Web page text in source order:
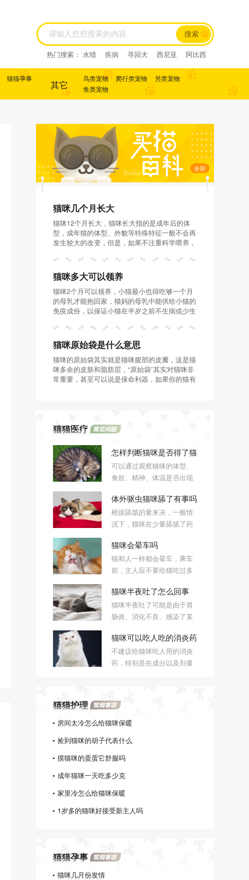
搜索
热门搜索： 水猎 疾病 寻回犬 西尼亚
阿比西
猫猫孕事
其它 鸟类宠物 爬行类宠物
另类宠物
鱼类宠物
全部
猫咪几个月长大
猫咪12个月长大，猫咪长大指的是成年后的体
型，成年猫的体型、外貌等特殊特征一般不会再
发生较大的改变，但是，如果不注重科学喂养，
猫咪出现肥胖的情况。
猫咪多大可以领养
猫咪2个月可以领养，小猫最小也得吃够一个月
的母乳才能抱回家，猫妈的母乳中能供给小猫的
免疫成份，以保证小猫在半岁之前不生病或少生
猫咪原始袋是什么意思
猫咪的原始袋其实就是猫咪腹部的皮瓣，这是猫
咪多余的皮肤和脂肪层，“原始袋”其实对猫咪非
常重要，甚至可以说是保命利器，如果你的猫有
猫猫医疗
怎样判断猫咪是否得了猫
传腹
可以通过观察猫咪的体型、
食欲、精神、体温是否出现
传腹的治愈率是比较低的，
所以建议及时咨询宠物医
生，必要时及时送医。
体外驱虫猫咪舔了有事吗
根据舔舐的量来决，一般情
况下，猫咪在少量舔舐了药
来降解药物，但是如果一次
性大量的舔舐药物后，则很
可能出现中毒的现象，需要
猫咪会晕车吗
猫和人一样都会晕车，乘车
前，主人应不要给猫吃过多
时再上车；乘车后如仍晕
车，可口服晕车药；第二天
没有好转，猫咪流口水、呕
腔疾病或消化道疾病。
猫咪半夜吐了怎么回事
猫咪半夜吐了可能是由于胃
肠炎、消化不良、感染了某
至会出现便血的症状，建议
主人尽早将猫咪送去宠物医
院检查。
猫咪可以吃人吃的消炎药
吗
不建议给猫咪吃人用的消炎
药，特别是在成分以及剂量
中毒。
猫猫护理
房间太冷怎么给猫咪保暖
捡到猫咪的胡子代表什么
摸猫咪的蛋蛋它舒服吗
成年猫咪一天吃多少克
家里冷怎么给猫咪保暖
1岁多的猫咪好接受新主人吗
猫猫孕事
猫咪几月份发情